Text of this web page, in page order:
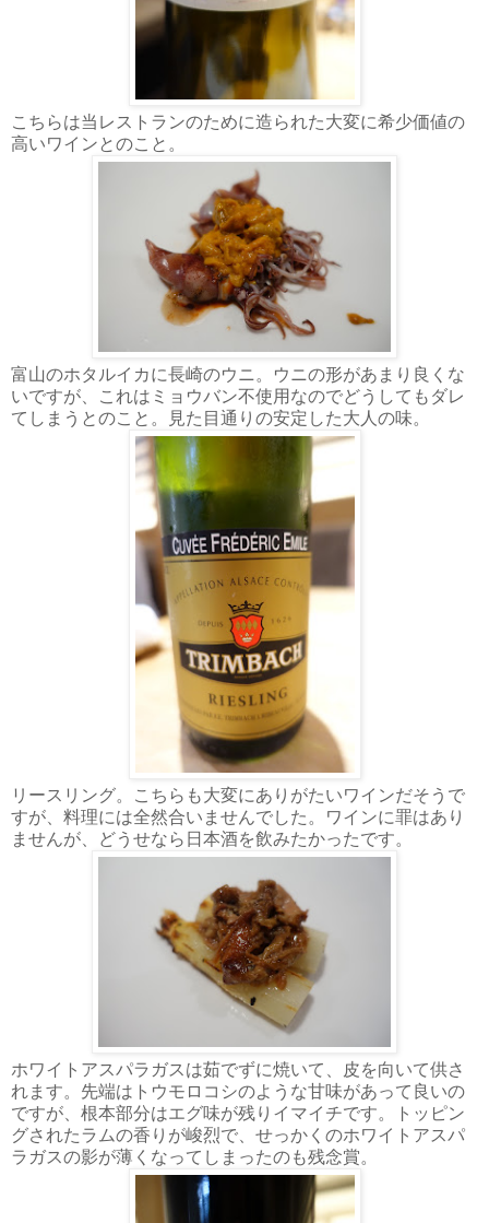
こちらは当レストランのために造られた大変に希少価値の
高いワインとのこと。
富山のホタルイカに長崎のウニ。ウニの形があまり良くな
いですが、これはミョウバン不使用なのでどうしてもダレ
てしまうとのこと。見た目通りの安定した大人の味。
リースリング。こちらも大変にありがたいワインだそうで
すが、料理には全然合いませんでした。ワインに罪はあり
ませんが、どうせなら日本酒を飲みたかったです。
ホワイトアスパラガスは茹でずに焼いて、皮を向いて供さ
れます。先端はトウモロコシのような甘味があって良いの
ですが、根本部分はエグ味が残りイマイチです。トッピン
グされたラムの香りが峻烈で、せっかくのホワイトアスパ
ラガスの影が薄くなってしまったのも残念賞。